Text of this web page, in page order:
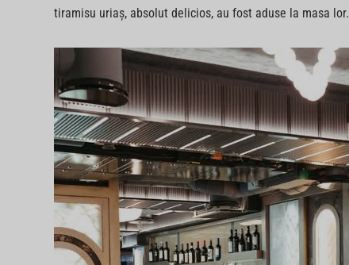
tiramisu uriaș, absolut delicios, au fost aduse la masa lor.